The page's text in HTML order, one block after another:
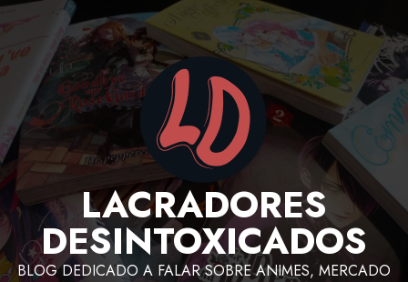
LACRADORES
DESINTOXICADOS
BLOG DEDICADO A FALAR SOBRE ANIMES, MERCADO